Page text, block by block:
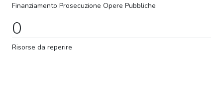
Finanziamento Prosecuzione Opere Pubbliche
0
Risorse da reperire